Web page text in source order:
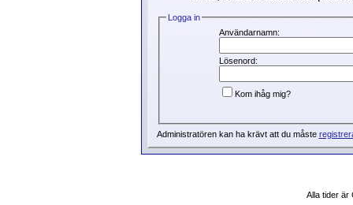
Logga in
Användarnamn:
Lösenord:
Kom ihåg mig?
Administratören kan ha krävt att du måste
Alla tider är